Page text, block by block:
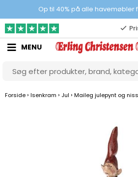
Op til 40% på alle havemøbler
100%
10.000
Gratis &
MENU
Forside › Isenkram › Jul › Maileg julepynt og